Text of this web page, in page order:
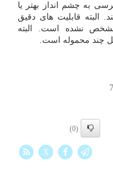
به چشم انداز بهتر یا
البته قابلیت های دقیق
مشخص نشده است. البته
چند محموله است.
(0)
X